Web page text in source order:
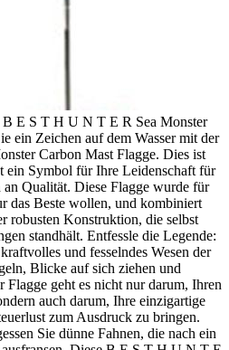
B E S T H U N T E R Sea Monster
ein Zeichen auf dem Wasser mit der
Carbon Mast Flagge. Dies ist
ein Symbol für Ihre Leidenschaft für
Qualität. Diese Flagge wurde für
das Beste wollen, und kombiniert
robusten Konstruktion, die selbst
standhält. Entfessle die Legende:
und fesselndes Wesen der
Blicke auf sich ziehen und
Flagge geht es nicht nur darum, Ihren
auch darum, Ihre einzigartige
zum Ausdruck zu bringen.
Sie dünne Fahnen, die nach ein